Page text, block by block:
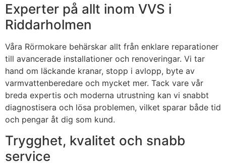
Experter på allt inom VVS i
Riddarholmen
Våra Rörmokare behärskar allt från enklare reparationer
till avancerade installationer och renoveringar. Vi tar
hand om läckande kranar, stopp i avlopp, byte av
varmvattenberedare och mycket mer. Tack vare vår
breda expertis och moderna utrustning kan vi snabbt
diagnostisera och lösa problemen, vilket sparar både tid
och pengar åt dig som kund.
Trygghet, kvalitet och snabb
service